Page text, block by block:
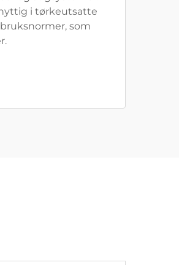
i tørkeutsatte
som